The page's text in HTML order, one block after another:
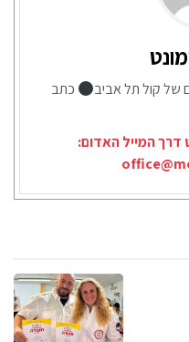
של קול תל אביב
כתב
דרך המייל האדום: